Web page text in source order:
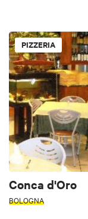
PIZZERIA
Conca d'Oro
BOLOGNA